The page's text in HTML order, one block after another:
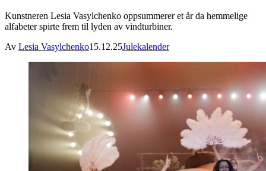
Kunstneren Lesia Vasylchenko oppsummerer et år da hemmelige
alfabeter spirte frem til lyden av vindturbiner.
Av Lesia Vasylchenko15.12.25Julekalender